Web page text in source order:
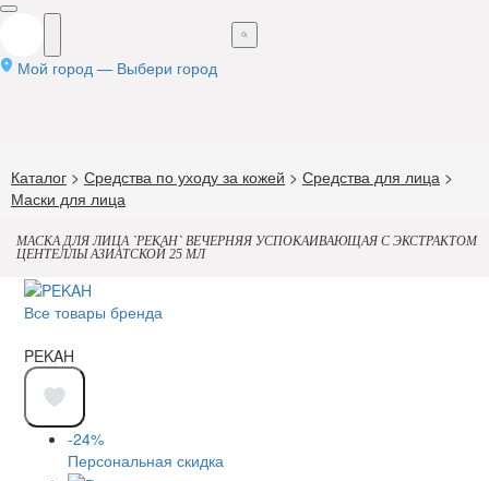
Мой город — Выбери город
Каталог > Средства по уходу за кожей > Средства для лица >
Маски для лица
МАСКА ДЛЯ ЛИЦА `PEKAH` ВЕЧЕРНЯЯ УСПОКАИВАЮЩАЯ С ЭКСТРАКТОМ
ЦЕНТЕЛЛЫ АЗИАТСКОЙ 25 МЛ
Все товары бренда
PEKAH
-24%
Персональная скидка